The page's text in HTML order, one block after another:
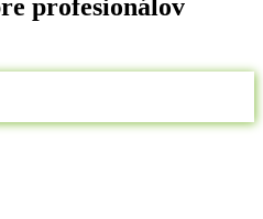
profesionálov